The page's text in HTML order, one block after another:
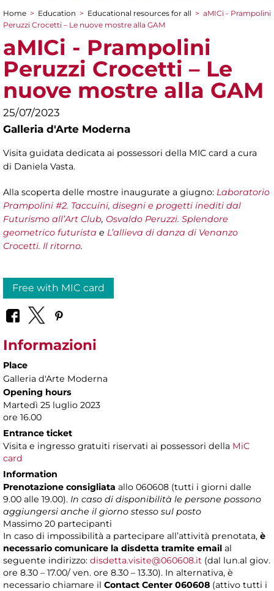
You are here
Home > Education > Educational resources for all > aMICi - Prampolini
Peruzzi Crocetti – Le nuove mostre alla GAM
aMICi - Prampolini
Peruzzi Crocetti – Le
nuove mostre alla GAM
25/07/2023
Galleria d'Arte Moderna
Visita guidata dedicata ai possessori della MIC card a cura
di Daniela Vasta.
Alla scoperta delle mostre inaugurate a giugno: Laboratorio
Prampolini #2. Taccuini, disegni e progetti inediti dal
Futurismo all’Art Club, Osvaldo Peruzzi. Splendore
geometrico futurista e L’allieva di danza di Venanzo
Crocetti. Il ritorno.
Free with MIC card
Informazioni
Place
Galleria d'Arte Moderna
Opening hours
Martedì 25 luglio 2023
ore 16.00
Entrance ticket
Visita e ingresso gratuiti riservati ai possessori della MiC
card
Information
Prenotazione consigliata allo 060608 (tutti i giorni dalle
9.00 alle 19.00). In caso di disponibilità le persone possono
aggiungersi anche il giorno stesso sul posto
Massimo 20 partecipanti
In caso di impossibilità a partecipare all’attività prenotata, è
necessario comunicare la disdetta tramite email al
seguente indirizzo: disdetta.visite@060608.it (dal lun.al giov.
ore 8.30 – 17.00/ ven. ore 8.30 – 13.30). In alternativa, è
necessario chiamare il Contact Center 060608 (attivo tutti i